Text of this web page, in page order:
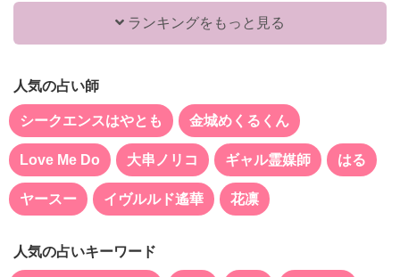
ランキングをもっと見る
人気の占い師
シークエンスはやとも 金城めくるくん
Love Me Do 大串ノリコ ギャル霊媒師 はる
ヤースー イヴルルド遙華 花凛
人気の占いキーワード